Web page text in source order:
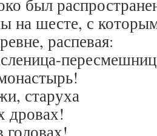
был
на шесте, с
распевая:
старуха
дровах!
головах!